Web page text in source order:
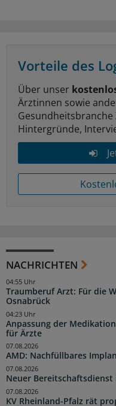
Vorteile des
Über unser
Ärztinnen sowie
Hintergründe,
NACHRICHTEN
Traumberuf Arzt: Für die
Osnabrück
04:55 Uhr
Anpassung der
für Ärzte
04:23 Uhr
AMD: Nachfüllbares
07.08.2026
Neuer
07.08.2026
KV Rheinland-Pfalz rät
07.08.2026